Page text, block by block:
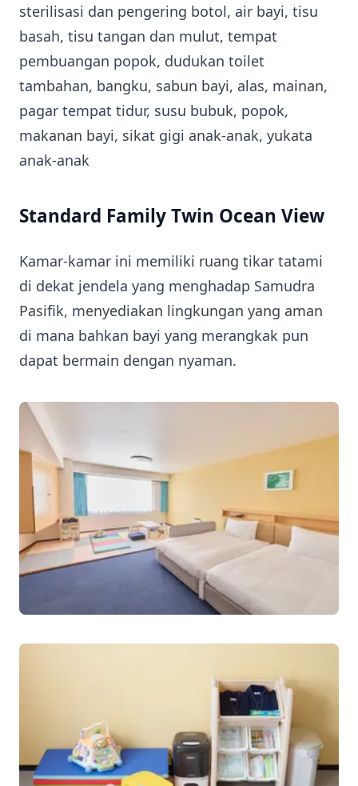
sterilisasi dan pengering botol, air bayi, tisu
basah, tisu tangan dan mulut, tempat
pembuangan popok, dudukan toilet
tambahan, bangku, sabun bayi, alas, mainan,
pagar tempat tidur, susu bubuk, popok,
makanan bayi, sikat gigi anak-anak, yukata
anak-anak
Standard Family Twin Ocean View
Kamar-kamar ini memiliki ruang tikar tatami
di dekat jendela yang menghadap Samudra
Pasifik, menyediakan lingkungan yang aman
di mana bahkan bayi yang merangkak pun
dapat bermain dengan nyaman.